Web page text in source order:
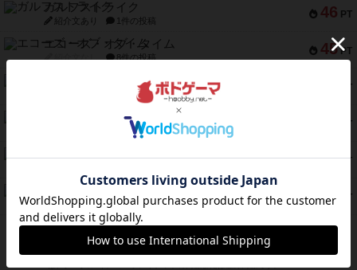
46 PT
ガルフストライク
紹介文あり 1件の投稿
45 PT
エコーズ・オブ・タイム
8件の投稿
PT
12件の投稿
PT
1件の投稿
45 PT
42 PT
紹介文あり 10件の投稿
※Apple、Apple のロゴ は、米国および他の国々で登録されたApple Inc.の商標です。